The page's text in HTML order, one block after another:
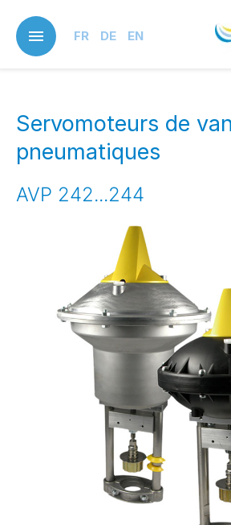
main
content
FR DE EN
Servomoteurs de
pneumatiques
AVP 242...244